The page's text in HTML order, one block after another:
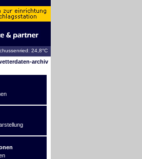
24,8°C
archiv